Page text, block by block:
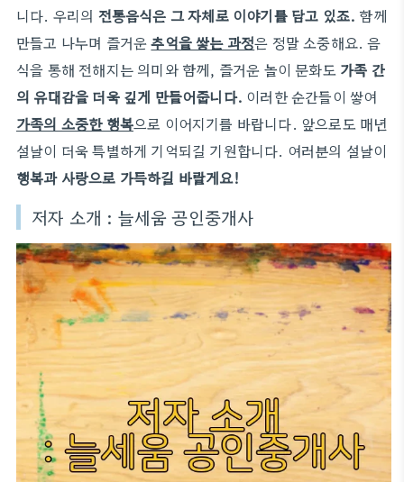
니다. 우리의 전통음식은 그 자체로 이야기를 담고 있죠. 함께
만들고 나누며 즐거운추억을 쌓는 과정은 정말 소중해요. 음
식을 통해 전해지는 의미와 함께, 즐거운 놀이 문화도 가족 간
의 유대감을 더욱 깊게 만들어줍니다. 이러한 순간들이 쌓여
가족의 소중한 행복으로 이어지기를 바랍니다. 앞으로도 매년
설날이 더욱 특별하게 기억되길 기원합니다. 여러분의 설날이
행복과 사랑으로 가득하길 바랄게요!
저자 소개 : 늘세움 공인중개사